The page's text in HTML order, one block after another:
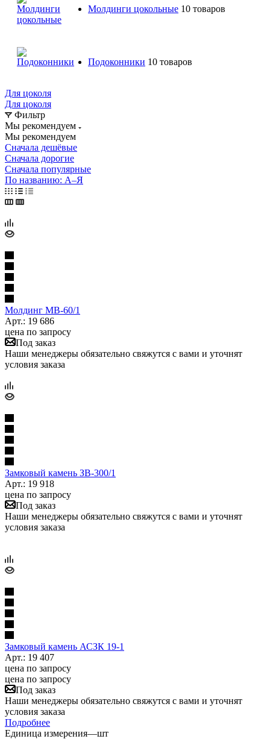
Молдинги цокольные 10 товаров
Подоконники 10 товаров
Для цоколя
Для цоколя
Фильтр
Мы рекомендуем
Мы рекомендуем
Сначала дешёвые
Сначала дорогие
Сначала популярные
По названию: А–Я
Молдинг МВ-60/1
Арт.: 19 686
цена по запросу
Под заказ
Наши менеджеры обязательно свяжутся с вами и уточнят
условия заказа
Замковый камень ЗВ-300/1
Арт.: 19 918
цена по запросу
Под заказ
Наши менеджеры обязательно свяжутся с вами и уточнят
условия заказа
Замковый камень АСЗК 19-1
Арт.: 19 407
цена по запросу
цена по запросу
Под заказ
Наши менеджеры обязательно свяжутся с вами и уточнят
условия заказа
Подробнее
Единица измерения—шт